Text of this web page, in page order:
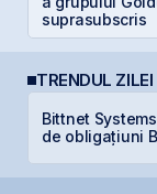
suprasubscris
TRENDUL ZILEI
Bittnet
de obligațiuni